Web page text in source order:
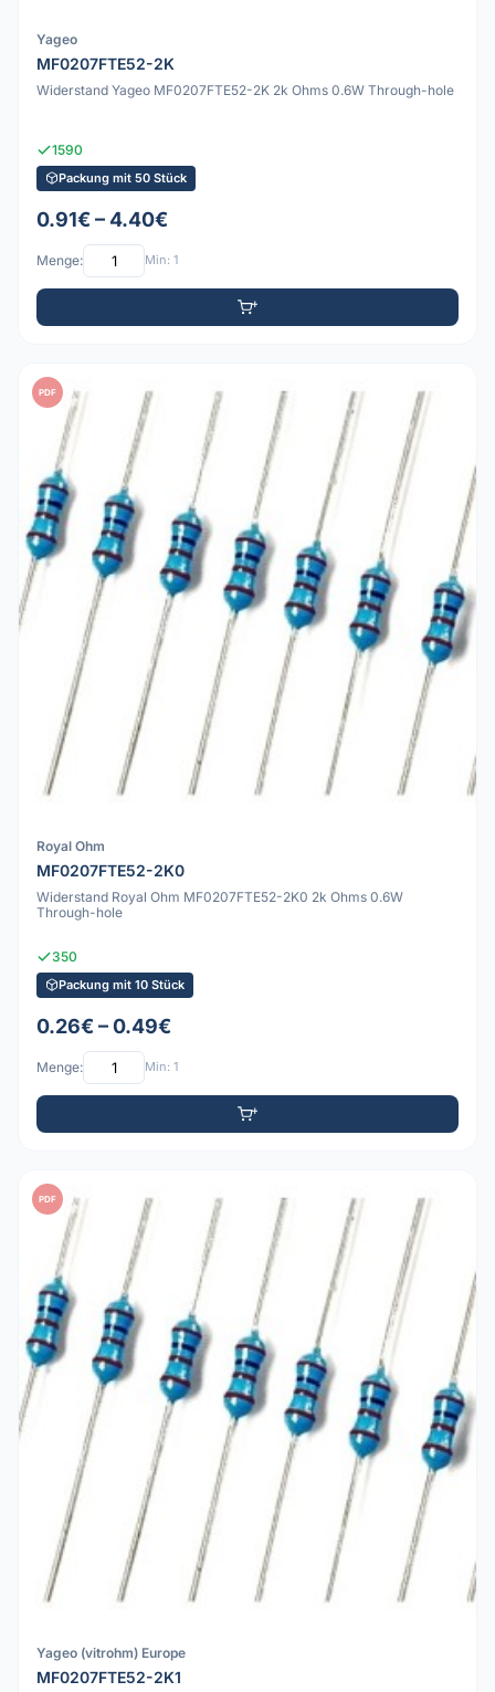
Yageo
MF0207FTE52-2K
Widerstand Yageo MF0207FTE52-2K 2k Ohms 0.6W Through-hole
1590
Packung mit 50 Stück
0.91€ – 4.40€
Menge: Min: 1
PDF
Royal Ohm
MF0207FTE52-2K0
Widerstand Royal Ohm MF0207FTE52-2K0 2k Ohms 0.6W
Through-hole
350
Packung mit 10 Stück
0.26€ – 0.49€
Menge: Min: 1
PDF
Yageo (vitrohm) Europe
MF0207FTE52-2K1